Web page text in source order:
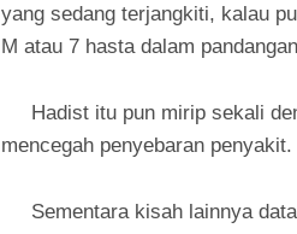
yang sedang terjangkiti, kalau
M atau 7 hasta dalam
Hadist itu pun mirip sekali
mencegah penyebaran penyakit.
Sementara kisah lainnya